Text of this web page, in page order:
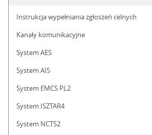
Instrukcja wypełniania zgłoszeń celnych
Kanały komunikacyjne
System AES
System AIS
System EMCS PL2
System ISZTAR4
System NCTS2